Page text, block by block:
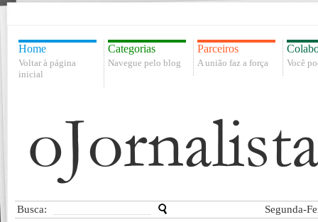
Home
Voltar à página
inicial
Categorias
Navegue pelo blog
Parceiros
A união faz a força Você
Busca: Segunda-